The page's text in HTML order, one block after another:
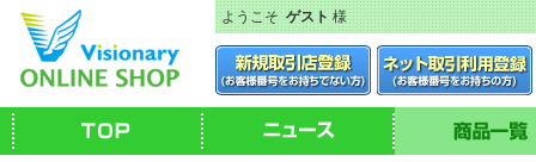
ようこそゲスト様